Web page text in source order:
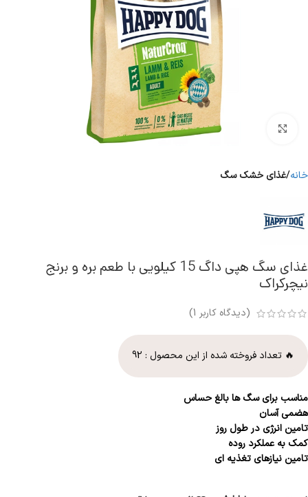
برای بزرگنمایی کلیک کنید
خانه غذای خشک سگ
غذای سگ هپی داگ 15 کیلویی با طعم بره و برنج
نیچرکراک
(دیدگاه کاربر 1
)
🔥 تعداد فروخته شده از این محصول : 92
مناسب برای سگ ها بالغ حساس
هضمی آسان
تامین انرژی در طول روز
کمک به عملکرد روده
تامین نیازهای تغذیه ای